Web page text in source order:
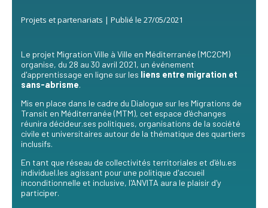
Projets et partenariats | Publié le 27/05/2021
Le projet Migration Ville à Ville en Méditerranée (MC2CM)
organise, du 28 au 30 avril 2021, un événement
d'apprentissage en ligne sur les liens entre migration et
sans-abrisme.
Mis en place dans le cadre du Dialogue sur les Migrations de
Transit en Méditerranée (MTM), cet espace d'échanges
réunira décideur.ses politiques, organisations de la société
civile et universitaires autour de la thématique des quartiers
inclusifs.
En tant que réseau de collectivités territoriales et d'élu.es
individuel.les agissant pour une politique d'accueil
inconditionnelle et inclusive, l'ANVITA aura le plaisir d'y
participer.